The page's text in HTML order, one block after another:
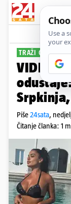
TRAŽI GA PO
VIDEO
Piše24sata,
Čitanje članka: 1